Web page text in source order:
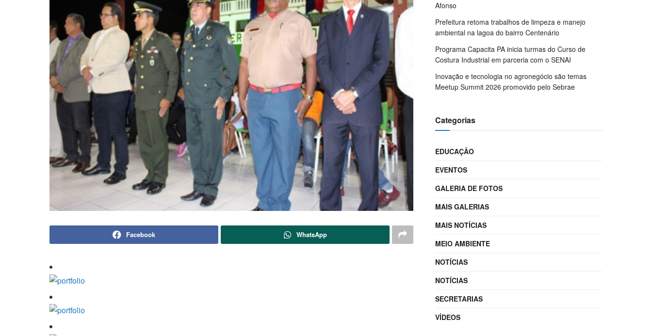
Facebook WhatsApp
Afonso
Prefeitura retoma trabalhos de limpeza e manejo
ambiental na lagoa do bairro Centenário
Programa Capacita PA inicia turmas do Curso de
Costura Industrial em parceria com o SENAI
Inovação e tecnologia no agronegócio são temas
Meetup Summit 2026 promovido pelo Sebrae
Categorias
EDUCAÇÃO
EVENTOS
GALERIA DE FOTOS
MAIS GALERIAS
MAIS NOTÍCIAS
MEIO AMBIENTE
NOTÍCIAS
NOTÍCIAS
SECRETARIAS
VÍDEOS